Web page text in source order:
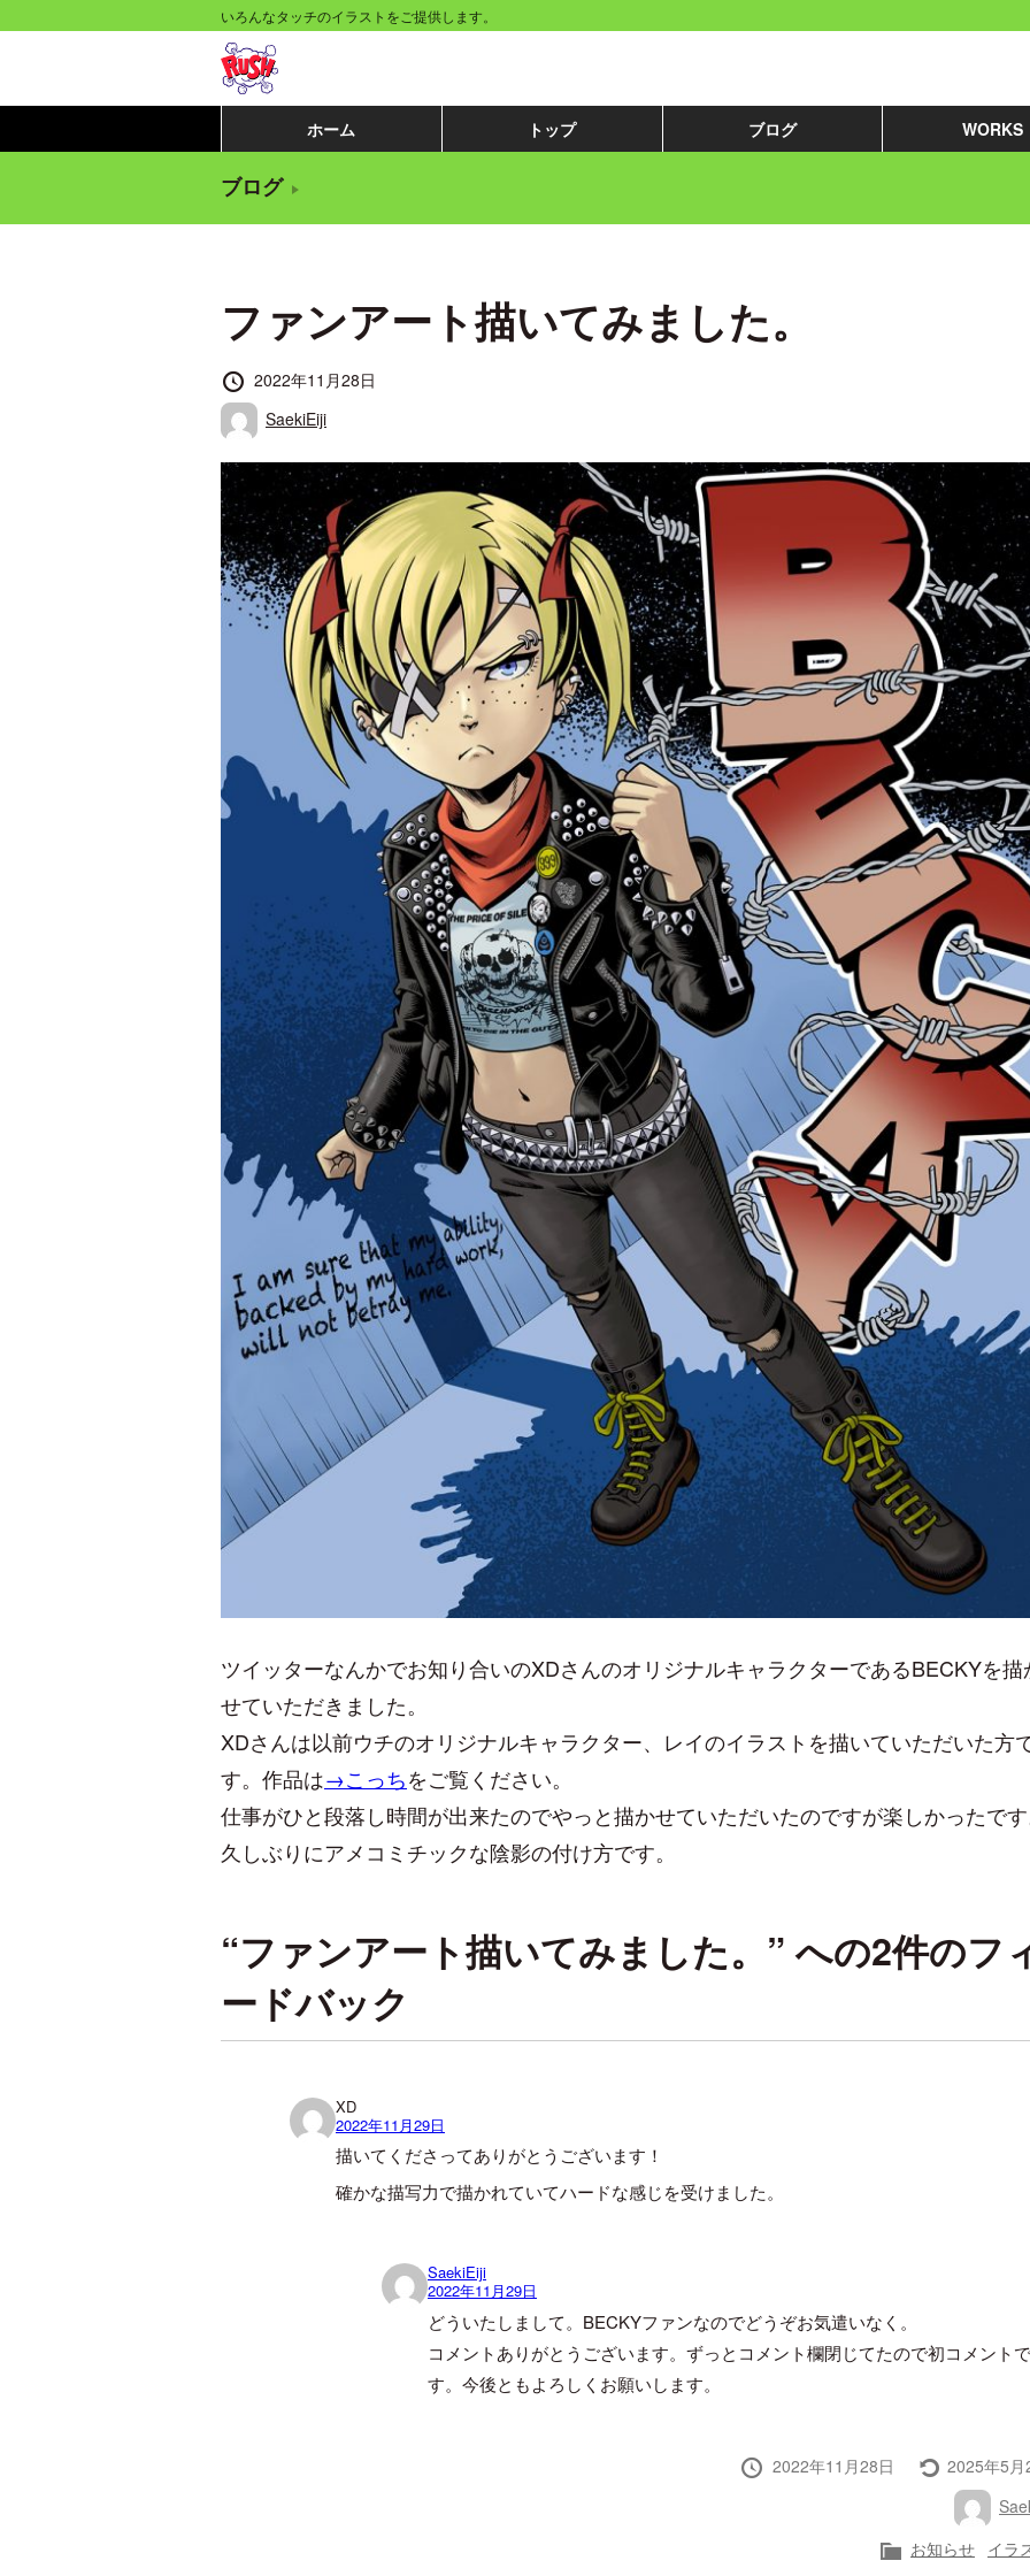
いろんなタッチのイラストをご提供します。
ホーム トップ ブログ WORKS
ブログ
ファンアート描いてみました。
投
稿
2022年11月28日
投
稿
SaekiEiji
ツイッターなんかでお知り合いのXDさんのオリジナルキャラクターであるBECKYを描
せていただきました。
XDさんは以前ウチのオリジナルキャラクター、レイのイラストを描いていただいた方
す。作品は→こっちをご覧ください。
仕事がひと段落し時間が出来たのでやっと描かせていただいたのですが楽しかったです
久しぶりにアメコミチックな陰影の付け方です。
“ファンアート描いてみました。” への2件のフ
ードバック
XD
2022年11月29日
描いてくださってありがとうございます！
確かな描写力で描かれていてハードな感じを受けました。
SaekiEiji
2022年11月29日
どういたしまして。BECKYファンなのでどうぞお気遣いなく。
コメントありがとうございます。ずっとコメント欄閉じてたので初コメントで
す。今後ともよろしくお願いします。
投
2022年11月28日
最
終
新
2025年5月
投
稿
者
カ
テ
お知らせ イラ